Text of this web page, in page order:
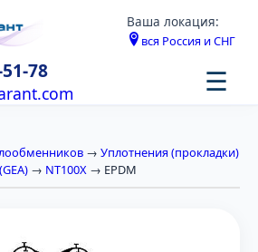
Ваша локация:
вся Россия и СНГ
78 ☰
→ Уплотнения (прокладки)
→ NT100X → EPDM